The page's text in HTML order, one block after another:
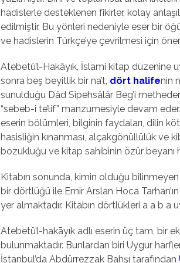
hadislerle desteklenen fikirler, kolay
edilmiştir. Bu yönleri nedeniyle eser bir
ve hadislerin Türkçe’ye çevrilmesi için
Atebetü’l-Hakāyık, İslami kitap
sonra beş beyitlik bir na’t, dört halifenin
sunulduğu Dâd Sipehsâlâr Beg’i
“sebeb-i te’lif” manzumesiyle devam
eserin bölümleri, bilginin faydaları, dilin
hasisliğin kınanması, alçakgönüllülük ve
bozukluğu ve kitap sahibinin özür beyanı
Kitabın sonunda, kimin olduğu
bir dörtlüğü ile Emir Arslan Hoca
yer almaktadır. Kitabın dörtlükleri a a b a
Atebetü’l-hakāyık adlı eserin üç tam, bir
bulunmaktadır. Bunlardan biri Uygur
İstanbul’da Abdürrezzak Bahşı tarafından